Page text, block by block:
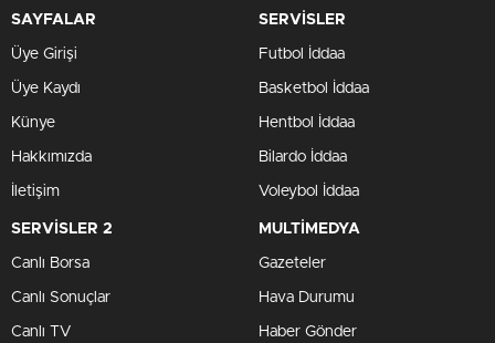
SAYFALAR
Üye Girişi
Üye Kaydı
Künye
Hakkımızda
İletişim
SERVİSLER
Futbol İddaa
Basketbol İddaa
Hentbol İddaa
Bilardo İddaa
Voleybol İddaa
SERVİSLER 2
Canlı Borsa
Canlı Sonuçlar
Canlı TV
MULTİMEDYA
Gazeteler
Hava Durumu
Haber Gönder